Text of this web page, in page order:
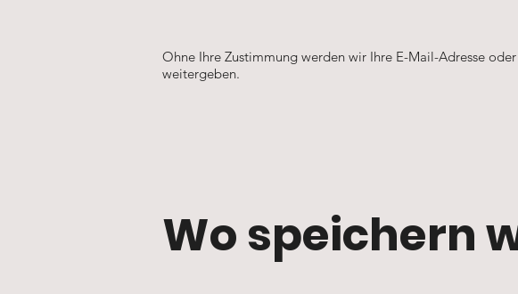
Ohne Ihre Zustimmung werden wir Ihre E-Mail-Adresse
weitergeben.
Wo speichern